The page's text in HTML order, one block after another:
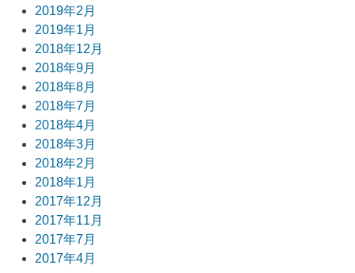
2019年2月
2019年1月
2018年12月
2018年9月
2018年8月
2018年7月
2018年4月
2018年3月
2018年2月
2018年1月
2017年12月
2017年11月
2017年7月
2017年4月